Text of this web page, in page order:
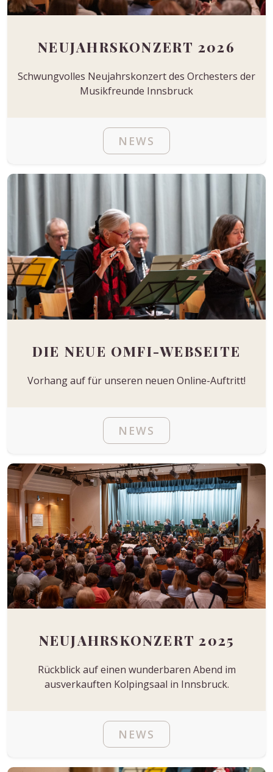
NEUJAHRSKONZERT 2026
Schwungvolles Neujahrskonzert des Orchesters der
Musikfreunde Innsbruck
NEWS
DIE NEUE OMFI-WEBSEITE
Vorhang auf für unseren neuen Online-Auftritt!
NEWS
NEUJAHRSKONZERT 2025
Rückblick auf einen wunderbaren Abend im
ausverkauften Kolpingsaal in Innsbruck.
NEWS